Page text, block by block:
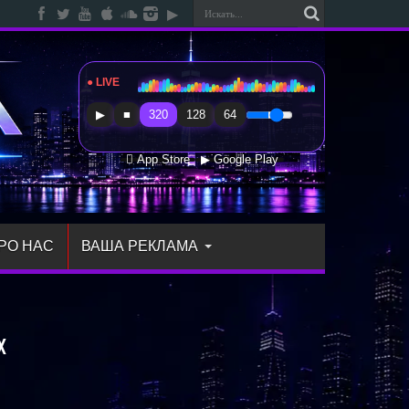
● LIVE Radio Sfera Music
▶ ■ 320 128 64
 App Store ▶ Google Play
НАС ВАША РЕКЛАМА